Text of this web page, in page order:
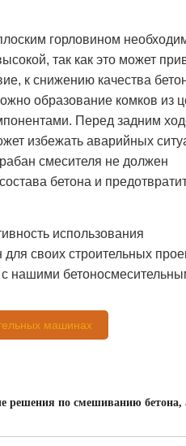
горловином
так как это может
к снижению качества
образование комков из
Перед задним
избежать аварийных
смесителя не должен
бетона и
использования
своих строительных
с нашими
машинах
решения по смешиванию бетона,